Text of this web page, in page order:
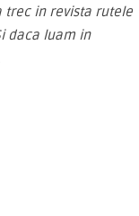
trec in revista rutele
daca luam in